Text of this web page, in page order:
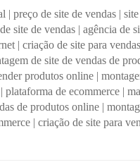
| preço de site de vendas |
site de vendas | agência de
| criação de site para vendas
de site de vendas de
produtos online |
| plataforma de ecommerce |
de produtos online |
| criação de site para